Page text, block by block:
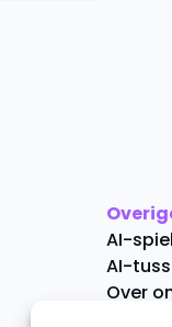
AI-
AI-
Over